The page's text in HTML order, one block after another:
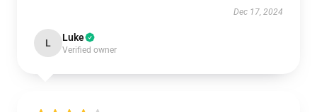
Dec 17, 2024
L Luke
Verified owner